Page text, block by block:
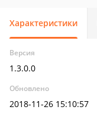
Характеристики
Версия
1.3.0.0
Обновлено
2018-11-26 15:10:57